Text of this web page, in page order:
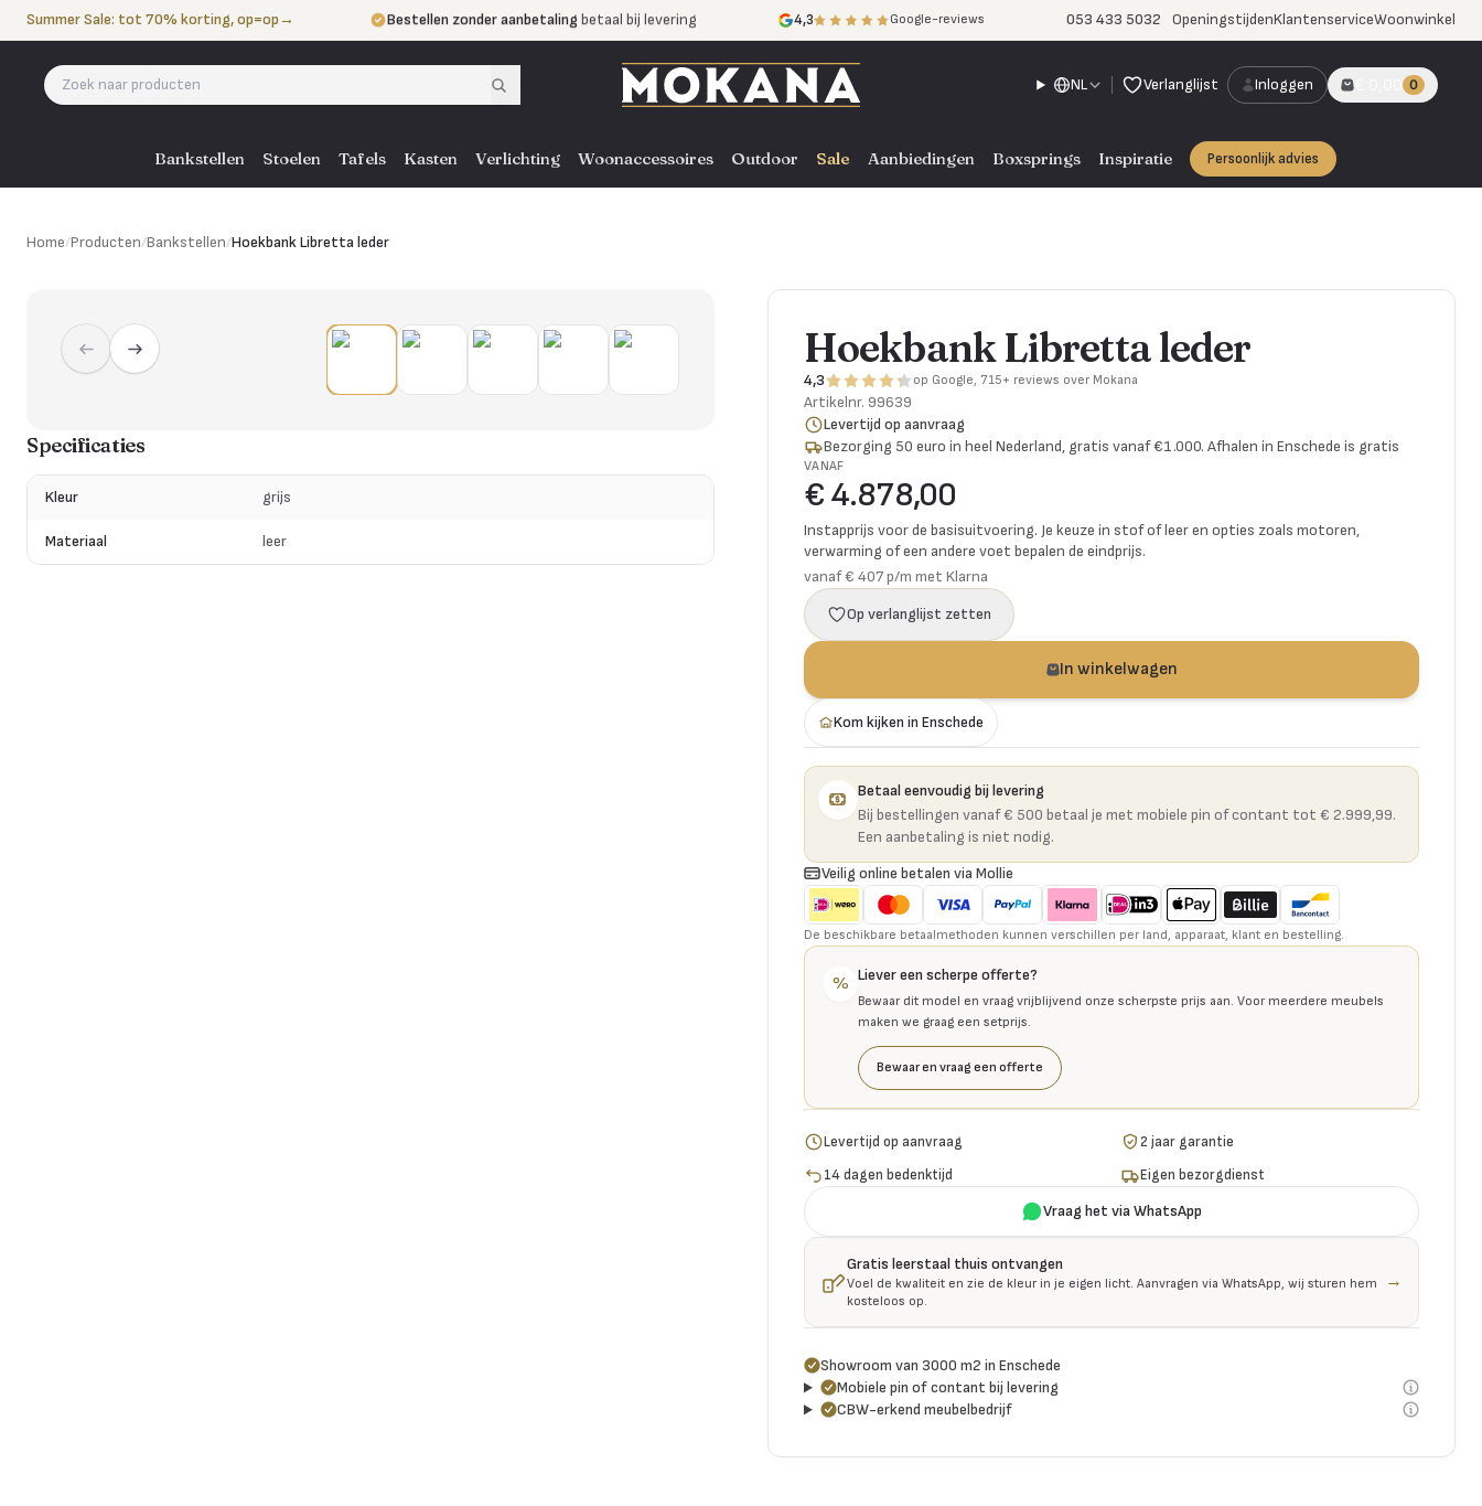
Naar de inhoud
Summer Sale: tot 70% korting, op=op→ Bestellen zonder aanbetaling betaal bij levering
Eigen bezorgdienst door heel NL, BE en DE
4,3 Google-reviews 053 433 5032 OpeningstijdenKlantenserviceWoonwinkel
NL Verlanglijst Inloggen € 0,00 0
Bankstellen Stoelen Tafels Kasten Verlichting Woonaccessoires Outdoor Sale Aanbiedingen Boxsprings Inspiratie Persoonlijk advies
Home/Producten/Bankstellen/Hoekbank Libretta leder
Specificaties
Kleur grijs
Materiaal leer
Hoekbank Libretta leder
4,3 op Google, 715+ reviews over Mokana
Artikelnr. 99639
Levertijd op aanvraag
Bezorging 50 euro in heel Nederland, gratis vanaf €1.000. Afhalen in Enschede is gratis
VANAF
€ 4.878,00
Instapprijs voor de basisuitvoering. Je keuze in stof of leer en opties zoals motoren,
verwarming of een andere voet bepalen de eindprijs.
vanaf € 407 p/m met Klarna
Op verlanglijst zetten
In winkelwagen
Kom kijken in Enschede
Betaal eenvoudig bij levering
Bij bestellingen vanaf € 500 betaal je met mobiele pin of contant tot € 2.999,99.
Een aanbetaling is niet nodig.
Veilig online betalen via Mollie
De beschikbare betaalmethoden kunnen verschillen per land, apparaat, klant en bestelling.
% Liever een scherpe offerte?
Bewaar dit model en vraag vrijblijvend onze scherpste prijs aan. Voor meerdere meubels
maken we graag een setprijs.
Bewaar en vraag een offerte
Levertijd op aanvraag
2 jaar garantie
14 dagen bedenktijd
Eigen bezorgdienst
Vraag het via WhatsApp
Gratis leerstaal thuis ontvangen
Voel de kwaliteit en zie de kleur in je eigen licht. Aanvragen via WhatsApp, wij sturen hem
kosteloos op.
→
Showroom van 3000 m2 in Enschede
Mobiele pin of contant bij levering
CBW-erkend meubelbedrijf